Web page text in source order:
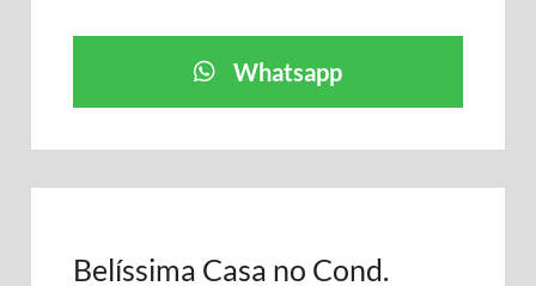
Whatsapp
Belíssima Casa no Cond.